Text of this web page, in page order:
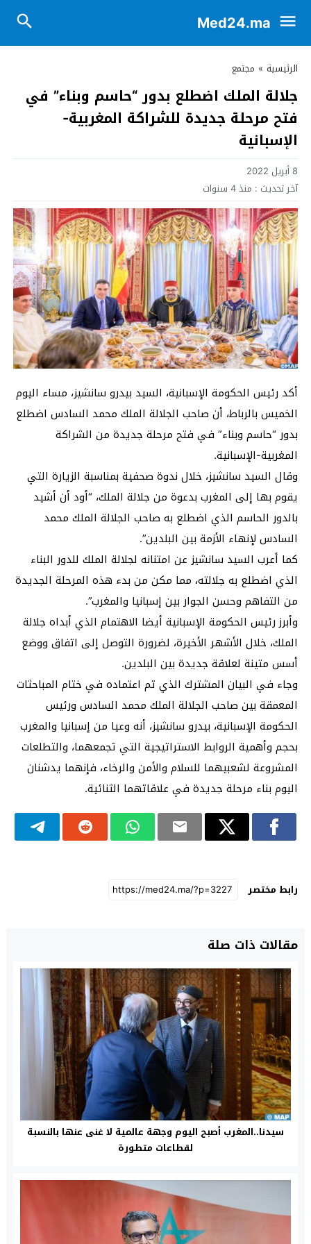
Med24.ma
الرئيسية » مجتمع
جلالة الملك اضطلع بدور “حاسم وبناء” في
فتح مرحلة جديدة للشراكة المغربية-
الإسبانية
8 أبريل 2022
آخر تحديث : منذ 4 سنوات
أكد رئيس الحكومة الإسبانية، السيد بيدرو سانشيز، مساء اليوم
الخميس بالرباط، أن صاحب الجلالة الملك محمد السادس اضطلع
بدور “حاسم وبناء” في فتح مرحلة جديدة من الشراكة
المغربية-الإسبانية.
وقال السيد سانشيز، خلال ندوة صحفية بمناسبة الزيارة التي
يقوم بها إلى المغرب بدعوة من جلالة الملك، “أود أن أشيد
بالدور الحاسم الذي اضطلع به صاحب الجلالة الملك محمد
السادس لإنهاء الأزمة بين البلدين”.
كما أعرب السيد سانشيز عن امتنانه لجلالة الملك للدور البناء
الذي اضطلع به جلالته، مما مكن من بدء هذه المرحلة الجديدة
من التفاهم وحسن الجوار بين إسبانيا والمغرب”.
وأبرز رئيس الحكومة الإسبانية أيضا الاهتمام الذي أبداه جلالة
الملك، خلال الأشهر الأخيرة، لضرورة التوصل إلى اتفاق ووضع
أسس متينة لعلاقة جديدة بين البلدين.
وجاء في البيان المشترك الذي تم اعتماده في ختام المباحثات
المعمقة بين صاحب الجلالة الملك محمد السادس ورئيس
الحكومة الإسبانية، بيدرو سانشيز، أنه وعيا من إسبانيا والمغرب
بحجم وأهمية الروابط الاستراتيجية التي تجمعهما، والتطلعات
المشروعة لشعبيهما للسلام والأمن والرخاء، فإنهما يدشنان
اليوم بناء مرحلة جديدة في علاقاتهما الثنائية.
رابط مختصر
مقالات ذات صلة
سيدنا..المغرب أصبح اليوم وجهة عالمية لا غنى عنها بالنسبة
لقطاعات متطورة